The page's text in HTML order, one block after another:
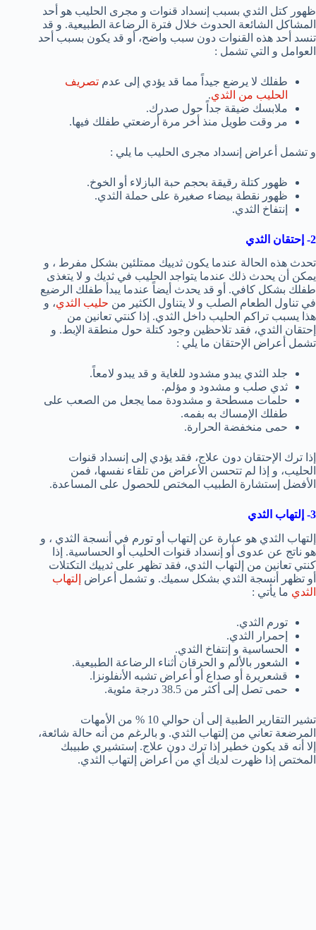
ظهور كتل الثدي بسبب إنسداد قنوات و مجرى الحليب هو أحد
المشاكل الشائعة الحدوث خلال فترة الرضاعة الطبيعية. و قد
تنسد أحد هذه القنوات دون سبب واضح، أو قد يكون بسبب أحد
العوامل و التي تشمل :
طفلك لا يرضع جيداً مما قد يؤدي إلى عدم تصريف
الحليب من الثدي.
ملابسك ضيقة جداً حول صدرك.
مر وقت طويل منذ أخر مرة أرضعتي طفلك فيها.
و تشمل أعراض إنسداد مجرى الحليب ما يلي :
ظهور كتلة رقيقة بحجم حبة البازلاء أو الخوخ.
ظهور نقطة بيضاء صغيرة على حملة الثدي.
إنتفاخ الثدي.
2- إحتقان الثدي
تحدث هذه الحالة عندما يكون ثدييك ممتلئين بشكل مفرط ، و
يمكن أن يحدث ذلك عندما يتواجد الحليب في ثديك و لا يتغذى
طفلك بشكل كافي. أو قد يحدث أيضاً عندما يبدأ طفلك الرضيع
في تناول الطعام الصلب و لا يتناول الكثير من حليب الثدي، و
هذا يسبب تراكم الحليب داخل الثدي. إذا كنتي تعانين من
إحتقان الثدي، فقد تلاحظين وجود كتلة حول منطقة الإبط. و
تشمل أعراض الإحتقان ما يلي :
جلد الثدي يبدو مشدود للغاية و قد يبدو لامعاً.
ثدي صلب و مشدود و مؤلم.
حلمات مسطحة و مشدودة مما يجعل من الصعب على
طفلك الإمساك به بفمه.
حمى منخفضة الحرارة.
إذا ترك الإحتقان دون علاج، فقد يؤدي إلى إنسداد قنوات
الحليب، و إذا لم تتحسن الأعراض من تلقاء نفسها، فمن
الأفضل إستشارة الطبيب المختص للحصول على المساعدة.
3- إلتهاب الثدي
إلتهاب الثدي هو عبارة عن إلتهاب أو تورم في أنسجة الثدي ، و
هو ناتج عن عدوى أو إنسداد قنوات الحليب أو الحساسية. إذا
كنتي تعانين من إلتهاب الثدي، فقد تظهر على ثدييك التكتلات
أو تظهر أنسجة الثدي بشكل سميك. و تشمل أعراض إلتهاب
الثدي ما يأتي :
تورم الثدي.
إحمرار الثدي.
الحساسية و إنتفاخ الثدي.
الشعور بالألم و الحرقان أثناء الرضاعة الطبيعية.
قشعريرة أو صداع أو أعراض تشبه الأنفلونزا.
حمى تصل إلى أكثر من 38.5 درجة مئوية.
تشير التقارير الطبية إلى أن حوالي 10 % من الأمهات
المرضعة تعاني من إلتهاب الثدي. و بالرغم من أنه حالة شائعة،
إلا أنه قد يكون خطير إذا ترك دون علاج. إستشيري طبيبك
المختص إذا ظهرت لديك أي من أعراض إلتهاب الثدي.